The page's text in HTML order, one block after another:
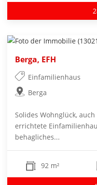
Berga, EFH
Einfamilienhaus
Berga
Solides Wohnglück,
errichtete
behagliches...
92 m²